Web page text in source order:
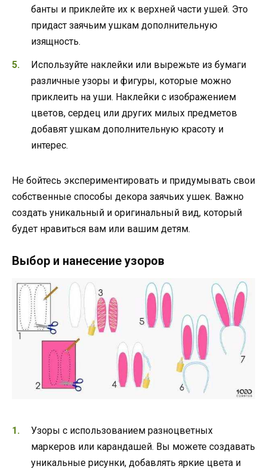
банты и приклейте их к верхней части ушей. Это
придаст заячьим ушкам дополнительную
изящность.
Используйте наклейки или вырежьте из бумаги
различные узоры и фигуры, которые можно
приклеить на уши. Наклейки с изображением
цветов, сердец или других милых предметов
добавят ушкам дополнительную красоту и
интерес.
Не бойтесь экспериментировать и придумывать свои
собственные способы декора заячьих ушек. Важно
создать уникальный и оригинальный вид, который
будет нравиться вам или вашим детям.
Выбор и нанесение узоров
Узоры с использованием разноцветных
маркеров или карандашей. Вы можете создавать
уникальные рисунки, добавлять яркие цвета и